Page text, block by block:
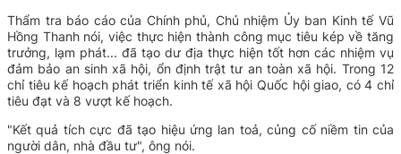
Thẩm tra báo cáo của Chính phủ, Chủ nhiệm Ủy ban Kinh tế Vũ
Hồng Thanh nói, việc thực hiện thành công mục tiêu kép về tăng
trưởng, lạm phát... đã tạo dư địa thực hiện tốt hơn các nhiệm vụ
đảm bảo an sinh xã hội, ổn định trật tư an toàn xã hội. Trong 12
chỉ tiêu kế hoạch phát triển kinh tế xã hội Quốc hội giao, có 4 chỉ
tiêu đạt và 8 vượt kế hoạch.
"Kết quả tích cực đã tạo hiệu ứng lan toả, củng cố niềm tin của
người dân, nhà đầu tư", ông nói.